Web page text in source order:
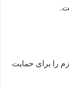
را برای حمایت